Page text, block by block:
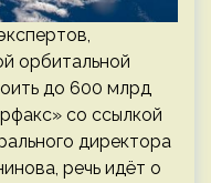
орбитальной
до 600 млрд
со ссылкой
директора
речь идёт о